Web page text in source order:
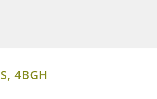
4BGH